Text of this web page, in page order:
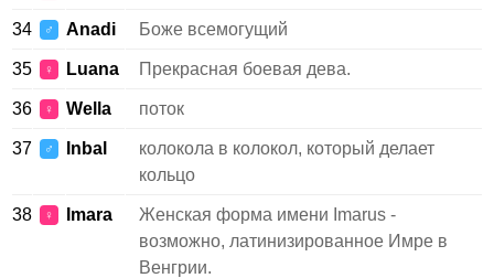
34 ♂ Anadi Боже всемогущий
35 ♀ Luana Прекрасная боевая дева.
36 ♀ Wella поток
37 ♂ Inbal
колокола в колокол, который делает
кольцо
38 ♀ Imara
Женская форма имени Imarus -
возможно, латинизированное Имре в
Венгрии.